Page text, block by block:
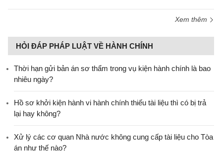
Xem thêm
HỎI ĐÁP PHÁP LUẬT VỀ HÀNH CHÍNH
Thời hạn gửi bản án sơ thẩm trong vụ kiện hành chính là bao
nhiêu ngày?
Hồ sơ khởi kiện hành vi hành chính thiếu tài liệu thì có bị trả
lại hay không?
Xử lý các cơ quan Nhà nước không cung cấp tài liệu cho Tòa
án như thế nào?